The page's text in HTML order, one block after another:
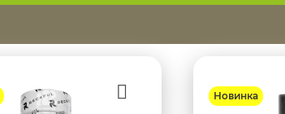
Новинка